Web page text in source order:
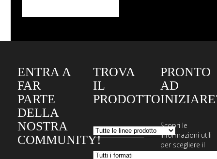
ENTRA A
FAR
PARTE
DELLA
NOSTRA
COMMUNITY!
TROVA
IL
PRODOTTO
PRONTO
AD
Scopri le
informazioni utili
per scegliere il